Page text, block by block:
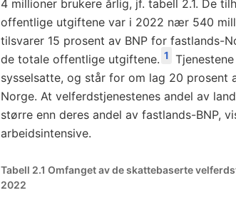
4 millioner brukere årlig, jf. tabell 2.1. De
offentlige utgiftene var i 2022 nær 540
tilsvarer 15 prosent av BNP for fastlands-
de totale offentlige utgiftene. 1
sysselsatte, og står for om lag 20 prosent
Norge. At velferdstjenestenes andel av
større enn deres andel av fastlands-BNP,
arbeidsintensive.
Tabell 2.1 Omfanget av de skattebaserte
2022